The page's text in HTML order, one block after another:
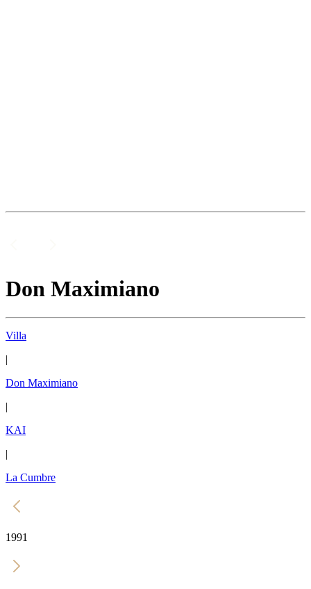
Don Maximiano
Villa
|
Don Maximiano
|
KAI
|
La Cumbre
1991